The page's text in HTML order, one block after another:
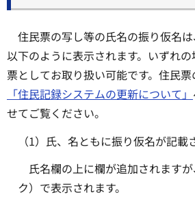
住民票の写し等の氏名の振り仮名
以下のように表示されます。いずれ
票としてお取り扱い可能です。住民票
「住民記録システムの更新について」
せてご覧ください。
（1）氏、名ともに振り仮名が記載
氏名欄の上に欄が追加されます
ク）で表示されます。